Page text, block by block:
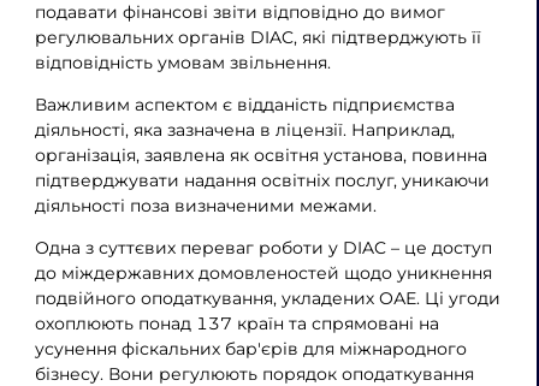
подавати фінансові звіти відповідно до вимог
регулювальних органів DIAC, які підтверджують її
відповідність умовам звільнення.
Важливим аспектом є відданість підприємства
діяльності, яка зазначена в ліцензії. Наприклад,
організація, заявлена ​​як освітня установа, повинна
підтверджувати надання освітніх послуг, уникаючи
діяльності поза визначеними межами.
Одна з суттєвих переваг роботи у DIAC – це доступ
до міждержавних домовленостей щодо уникнення
подвійного оподаткування, укладених ОАЕ. Ці угоди
охоплюють понад 137 країн та спрямовані на
усунення фіскальних бар'єрів для міжнародного
бізнесу. Вони регулюють порядок оподаткування